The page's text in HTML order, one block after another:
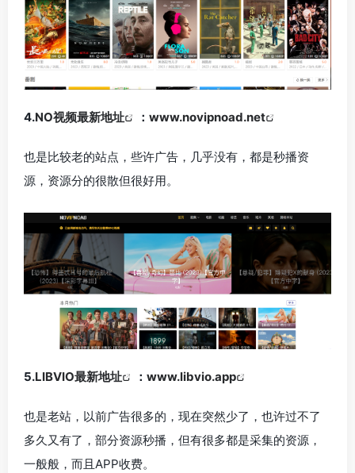
4.NO视频最新地址 ： www.novipnoad.net
也是比较老的站点，些许广告，几乎没有，都是秒播资
源，资源分的很散但很好用。
5.LIBVIO最新地址 ： www.libvio.app
也是老站，以前广告很多的，现在突然少了，也许过不了
多久又有了，部分资源秒播，但有很多都是采集的资源，
一般般，而且APP收费。